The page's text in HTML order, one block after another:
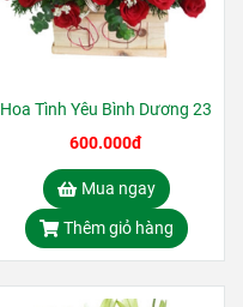
Hoa Tình Yêu Bình Dương 23
600.000đ
Mua ngay
Thêm giỏ hàng